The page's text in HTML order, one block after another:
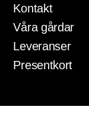
Kontakt
Våra gårdar
Leveranser
Presentkort